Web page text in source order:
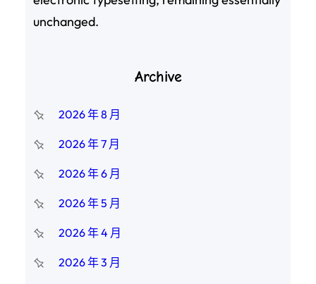
unchanged.
Archive
2026 年 8 月
2026 年 7 月
2026 年 6 月
2026 年 5 月
2026 年 4 月
2026 年 3 月